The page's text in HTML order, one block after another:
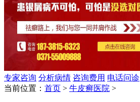
专家咨询 分析病情 咨询费用 电话问诊
当前位置： 首页 > 牛皮癣医院 >